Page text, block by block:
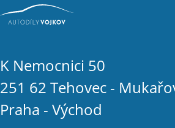
K Nemocnici 50
251 62 Tehovec -
Praha - Východ